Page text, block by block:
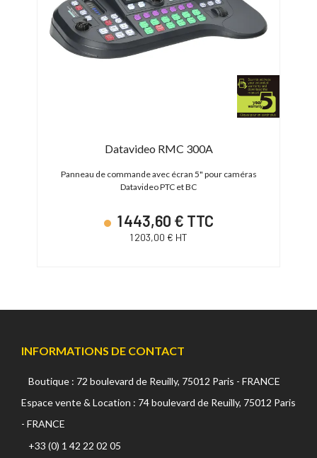
Datavideo RMC 300A
Panneau de commande avec écran 5" pour caméras
Datavideo PTC et BC
1 443,60 € TTC
1 203,00 € HT
INFORMATIONS DE CONTACT
Boutique : 72 boulevard de Reuilly, 75012 Paris - FRANCE
Espace vente & Location : 74 boulevard de Reuilly, 75012 Paris
- FRANCE
+33 (0) 1 42 22 02 05